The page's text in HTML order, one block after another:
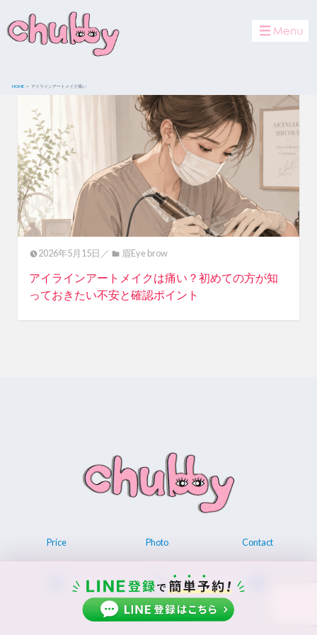
HOME アイラインアートメイク痛い
2026年5月15日／ 眉Eye brow
アイラインアートメイクは痛い？初めての方が知
っておきたい不安と確認ポイント
Price Photo Contact
© 2026 Permanent make up chubby.